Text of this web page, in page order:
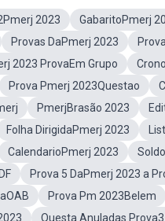
2023 GabaritoPmerj
Provas DaPmerj 2023
2023 ProvaEm Grupo
Prova Pmerj 2023Questao
PmerjBrasão 2023
Folha DirigidaPmerj 2023
CalendarioPmerj 2023
Prova 5 DaPmerj 2023 a
Prova Pm 2023Belem
Questa Anuladas